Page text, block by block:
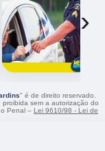
›
" é de direito reservado.
sem a autorização do
Penal – Lei 9610/98 - Lei de